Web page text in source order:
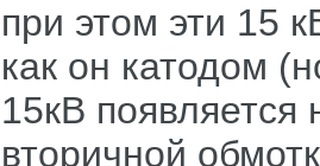
при этом эти 15
как он катодом
15кВ
вторичной